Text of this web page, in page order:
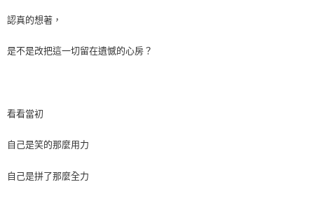
認真的想著，
是不是改把這一切留在遺憾的心房？
看看當初
自己是笑的那麼用力
自己是拼了那麼全力